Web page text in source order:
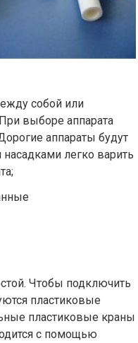
собой или
выборе аппарата
аппараты будут
легко варить
Чтобы подключить
пластиковые
пластиковые краны
с помощью